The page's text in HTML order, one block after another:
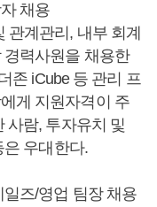
채용
관계관리, 내부 회계
력사원을 채용한
존 iCube 등 관리 프
게 지원자격이 주
사람, 투자유치 및
은 우대한다.
즈/영업 팀장 채용